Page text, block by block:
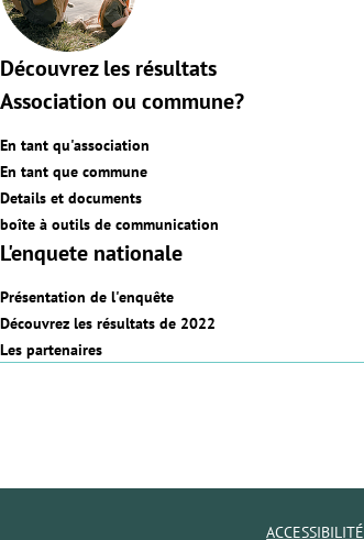
Découvrez les résultats
Association ou commune?
En tant qu'association
En tant que commune
Details et documents
boîte à outils de communication
L'enquete nationale
Présentation de l'enquête
Découvrez les résultats de 2022
Les partenaires
ACCESSIBILITÉ